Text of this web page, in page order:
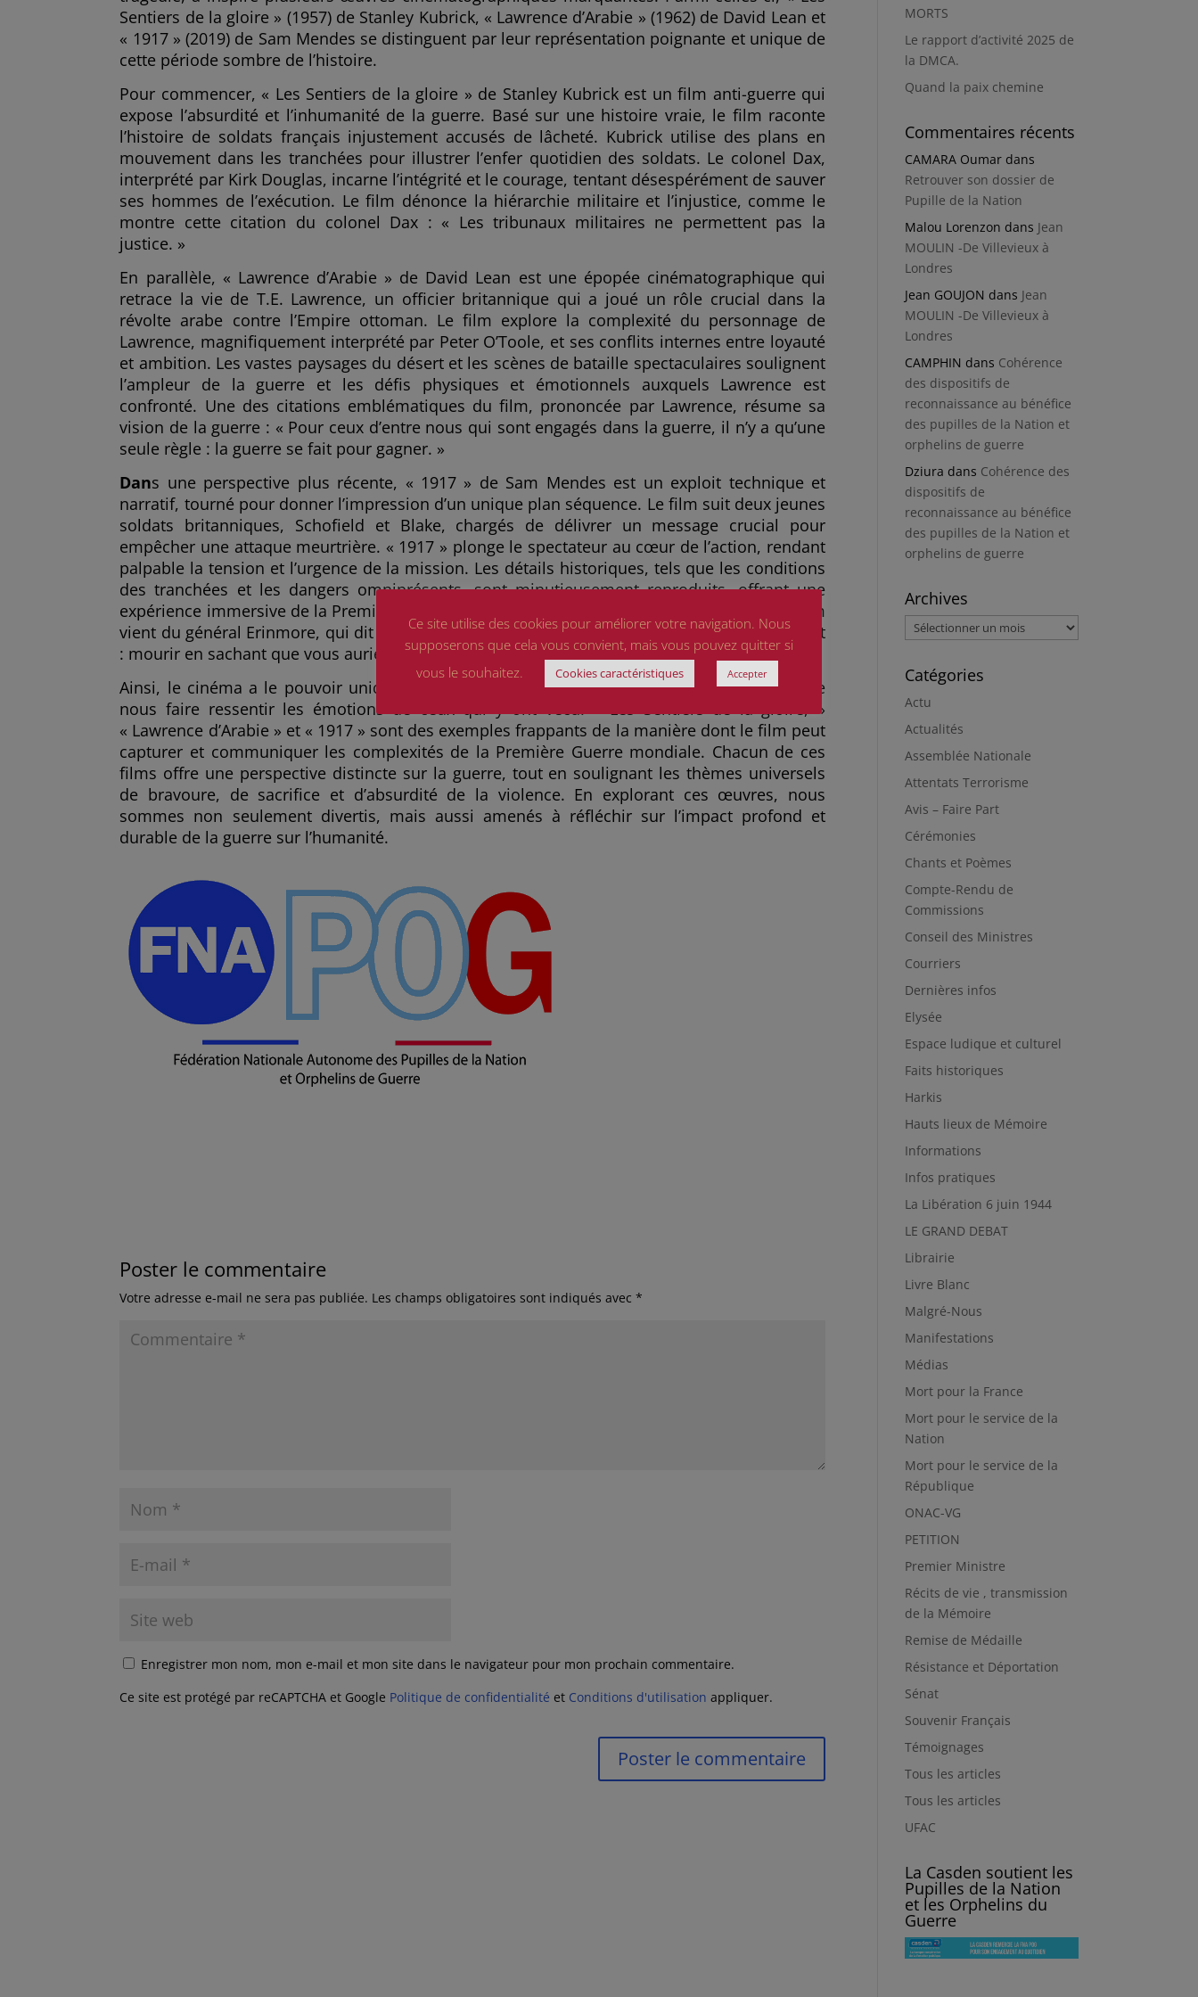
Sentiers de la gloire » (1957) de Stanley Kubrick, « Lawrence d’Arabie » (1962) de David Lean et
« 1917 » (2019) de Sam Mendes se distinguent par leur représentation poignante et unique de
cette période sombre de l’histoire.
Pour commencer, « Les Sentiers de la gloire » de Stanley Kubrick est un film anti-guerre qui
expose l’absurdité et l’inhumanité de la guerre. Basé sur une histoire vraie, le film raconte
l’histoire de soldats français injustement accusés de lâcheté. Kubrick utilise des plans en
mouvement dans les tranchées pour illustrer l’enfer quotidien des soldats. Le colonel Dax,
interprété par Kirk Douglas, incarne l’intégrité et le courage, tentant désespérément de sauver
ses hommes de l’exécution. Le film dénonce la hiérarchie militaire et l’injustice, comme le
montre cette citation du colonel Dax : « Les tribunaux militaires ne permettent pas la
justice. »
En parallèle, « Lawrence d’Arabie » de David Lean est une épopée cinématographique qui
retrace la vie de T.E. Lawrence, un officier britannique qui a joué un rôle crucial dans la
révolte arabe contre l’Empire ottoman. Le film explore la complexité du personnage de
Lawrence, magnifiquement interprété par Peter O’Toole, et ses conflits internes entre loyauté
et ambition. Les vastes paysages du désert et les scènes de bataille spectaculaires soulignent
l’ampleur de la guerre et les défis physiques et émotionnels auxquels Lawrence est
confronté. Une des citations emblématiques du film, prononcée par Lawrence, résume sa
vision de la guerre : « Pour ceux d’entre nous qui sont engagés dans la guerre, il n’y a qu’une
seule règle : la guerre se fait pour gagner. »
Dans une perspective plus récente, « 1917 » de Sam Mendes est un exploit technique et
narratif, tourné pour donner l’impression d’un unique plan séquence. Le film suit deux jeunes
soldats britanniques, Schofield et Blake, chargés de délivrer un message crucial pour
empêcher une attaque meurtrière. « 1917 » plonge le spectateur au cœur de l’action, rendant
palpable la tension et l’urgence de la mission. Les détails historiques, tels que les conditions
des tranchées et les dangers omniprésents, sont minutieusement reproduits, offrant une
expérience immersive de la Première Guerre mondiale. Une des citations marquantes du film
vient du général Erinmore, qui dit : « Il y a une seule chose pire que de mourir en combattant
: mourir en sachant que vous auriez pu faire quelque chose pour l’empêcher. »
Ainsi, le cinéma a le pouvoir unique de nous transporter dans des époques révolues et de
nous faire ressentir les émotions de ceux qui y ont vécu. « Les Sentiers de la gloire, »
« Lawrence d’Arabie » et « 1917 » sont des exemples frappants de la manière dont le film peut
capturer et communiquer les complexités de la Première Guerre mondiale. Chacun de ces
films offre une perspective distincte sur la guerre, tout en soulignant les thèmes universels
de bravoure, de sacrifice et d’absurdité de la violence. En explorant ces œuvres, nous
sommes non seulement divertis, mais aussi amenés à réfléchir sur l’impact profond et
durable de la guerre sur l’humanité.
Poster le commentaire
Votre adresse e-mail ne sera pas publiée. Les champs obligatoires sont indiqués avec*
Enregistrer mon nom, mon e-mail et mon site dans le navigateur pour mon prochain commentaire.
Ce site est protégé par reCAPTCHA et Google Politique de confidentialité et Conditions d'utilisation appliquer.
MORTS
Le rapport d’activité 2025 de
la DMCA.
Quand la paix chemine
Commentaires récents
CAMARA Oumar dans
Retrouver son dossier de
Pupille de la Nation
Malou Lorenzon dans Jean
MOULIN -De Villevieux à
Londres
Jean GOUJON dans Jean
MOULIN -De Villevieux à
Londres
CAMPHIN dans Cohérence
des dispositifs de
reconnaissance au bénéfice
des pupilles de la Nation et
orphelins de guerre
Dziura dans Cohérence des
dispositifs de
reconnaissance au bénéfice
des pupilles de la Nation et
orphelins de guerre
Archives
Archives
Catégories
Actu
Actualités
Assemblée Nationale
Attentats Terrorisme
Avis – Faire Part
Cérémonies
Chants et Poèmes
Compte-Rendu de
Commissions
Conseil des Ministres
Courriers
Dernières infos
Elysée
Espace ludique et culturel
Faits historiques
Harkis
Hauts lieux de Mémoire
Informations
Infos pratiques
La Libération 6 juin 1944
LE GRAND DEBAT
Librairie
Livre Blanc
Malgré-Nous
Manifestations
Médias
Mort pour la France
Mort pour le service de la
Nation
Mort pour le service de la
République
ONAC-VG
PETITION
Premier Ministre
Récits de vie , transmission
de la Mémoire
Remise de Médaille
Résistance et Déportation
Sénat
Souvenir Français
Témoignages
Tous les articles
Tous les articles
UFAC
La Casden soutient les
Pupilles de la Nation
et les Orphelins du
Guerre
Ce site utilise des cookies pour améliorer votre navigation. Nous
supposerons que cela vous convient, mais vous pouvez quitter si
vous le souhaitez.
Cookies caractéristiques Accepter